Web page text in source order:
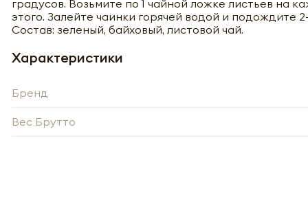
градусов. Возьмите по 1 чайной ложке листьев на
этого. Залейте чаинки горячей водой и подождите
Состав: зеленый, байховый, листовой чай.
Характеристики
Бренд
Вес Брутто